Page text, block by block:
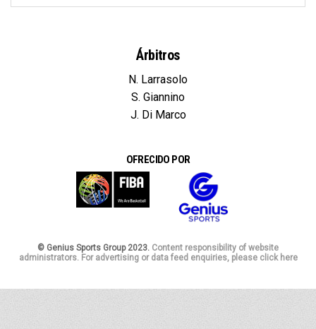
Árbitros
N. Larrasolo
S. Giannino
J. Di Marco
OFRECIDO POR
© Genius Sports Group 2023. Content responsibility of website
administrators. For advertising or data feed enquiries, please click here